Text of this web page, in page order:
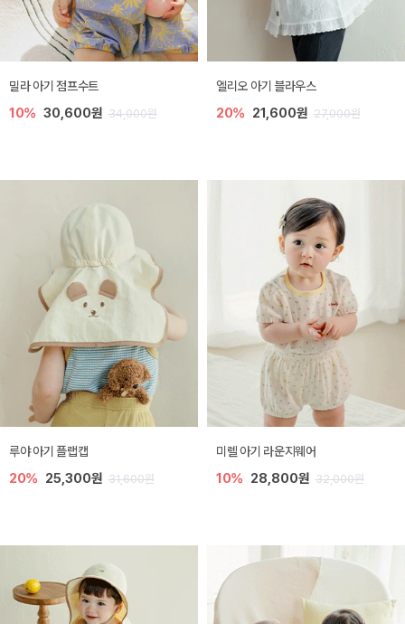
밀라 아기 점프수트
10% 30,600원 34,000원
엘리오 아기 블라우스
20% 21,600원 27,000원
루야 아기 플랩캡
20% 25,300원 31,600원
미렐 아기 라운지웨어
10% 28,800원 32,000원